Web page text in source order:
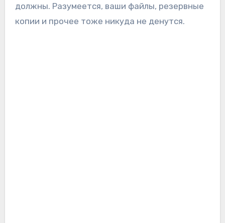
должны. Разумеется, ваши файлы, резервные
копии и прочее тоже никуда не денутся.